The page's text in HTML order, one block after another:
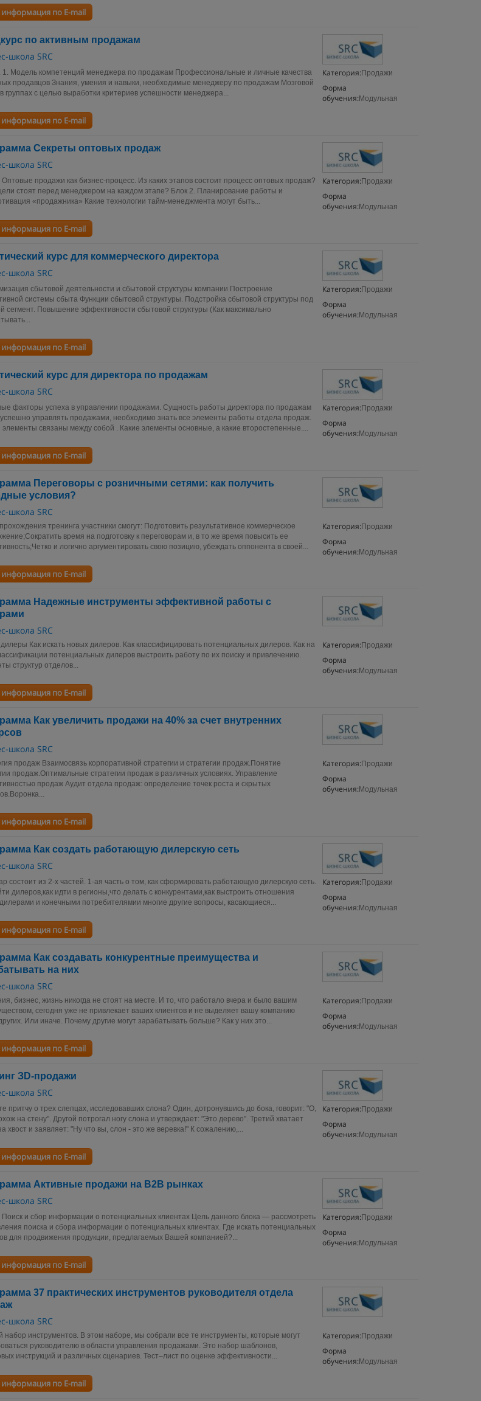
информация по E-mail
по активным продажам
школа SRC
Категория: Продажи
Форма
обучения: Модульная
1. Модель компетенций менеджера по продажам Профессиональные и личные качества
продавцов Знания, умения и навыки, необходимые менеджеру по продажам Мозговой
группах с целью выработки критериев успешности менеджера...
информация по E-mail
Секреты оптовых продаж
школа SRC
Категория: Продажи
Форма
обучения: Модульная
Оптовые продажи как бизнес-процесс. Из каких этапов состоит процесс оптовых продаж?
стоят перед менеджером на каждом этапе? Блок 2. Планирование работы и
«продажника» Какие технологии тайм-менеджмента могут быть...
информация по E-mail
курс для коммерческого директора
школа SRC
Категория: Продажи
Форма
обучения: Модульная
сбытовой деятельности и сбытовой структуры компании Построение
системы сбыта Функции сбытовой структуры. Подстройка сбытовой структуры под
сегмент. Повышение эффективности сбытовой структуры (Как максимально
информация по E-mail
курс для директора по продажам
школа SRC
Категория: Продажи
Форма
обучения: Модульная
факторы успеха в управлении продажами. Сущность работы директора по продажам
управлять продажами, необходимо знать все элементы работы отдела продаж.
элементы связаны между собой . Какие элементы основные, а какие второстепенные....
информация по E-mail
Переговоры с розничными сетями: как получить
условия?
школа SRC
Категория: Продажи
Форма
обучения: Модульная
тренинга участники смогут: Подготовить результативное коммерческое
время на подготовку к переговорам и, в то же время повысить ее
и логично аргументировать свою позицию, убеждать оппонента в своей...
информация по E-mail
Надежные инструменты эффективной работы с
школа SRC
Категория: Продажи
Форма
обучения: Модульная
Как искать новых дилеров. Как классифицировать потенциальных дилеров. Как на
потенциальных дилеров выстроить работу по их поиску и привлечению.
структур отделов...
информация по E-mail
Как увеличить продажи на 40% за счет внутренних
школа SRC
Категория: Продажи
Форма
обучения: Модульная
продаж Взаимосвязь корпоративной стратегии и стратегии продаж.Понятие
продаж.Оптимальные стратегии продаж в различных условиях. Управление
продаж Аудит отдела продаж: определение точек роста и скрытых
информация по E-mail
Как создать работающую дилерскую сеть
школа SRC
Категория: Продажи
Форма
обучения: Модульная
состоит из 2-х частей. 1-ая часть о том, как сформировать работающую дилерскую сеть.
дилеров,как идти в регионы,что делать с конкурентами,как выстроить отношения
и конечными потребителямии многие другие вопросы, касающиеся...
информация по E-mail
Как создавать конкурентные преимущества и
на них
школа SRC
Категория: Продажи
Форма
обучения: Модульная
бизнес, жизнь никогда не стоят на месте. И то, что работало вчера и было вашим
сегодня уже не привлекает ваших клиентов и не выделяет вашу компанию
Или иначе. Почему другие могут зарабатывать больше? Как у них это...
информация по E-mail
ЗD-продажи
школа SRC
Категория: Продажи
Форма
обучения: Модульная
притчу о трех слепцах, исследовавших слона? Один, дотронувшись до бока, говорит: "О,
на стену". Другой потрогал ногу слона и утверждает: "Это дерево". Третий хватает
хвост и заявляет: "Ну что вы, слон - это же веревка!" К сожалению,...
информация по E-mail
Активные продажи на B2B рынках
школа SRC
Категория: Продажи
Форма
обучения: Модульная
Поиск и сбор информации о потенциальных клиентах Цель данного блока — рассмотреть
поиска и сбора информации о потенциальных клиентах. Где искать потенциальных
для продвижения продукции, предлагаемых Вашей компанией?...
информация по E-mail
37 практических инструментов руководителя отдела
школа SRC
Категория: Продажи
Форма
обучения: Модульная
набор инструментов. В этом наборе, мы собрали все те инструменты, которые могут
руководителю в области управления продажами. Это набор шаблонов,
инструкций и различных сценариев. Тест–лист по оценке эффективности...
информация по E-mail